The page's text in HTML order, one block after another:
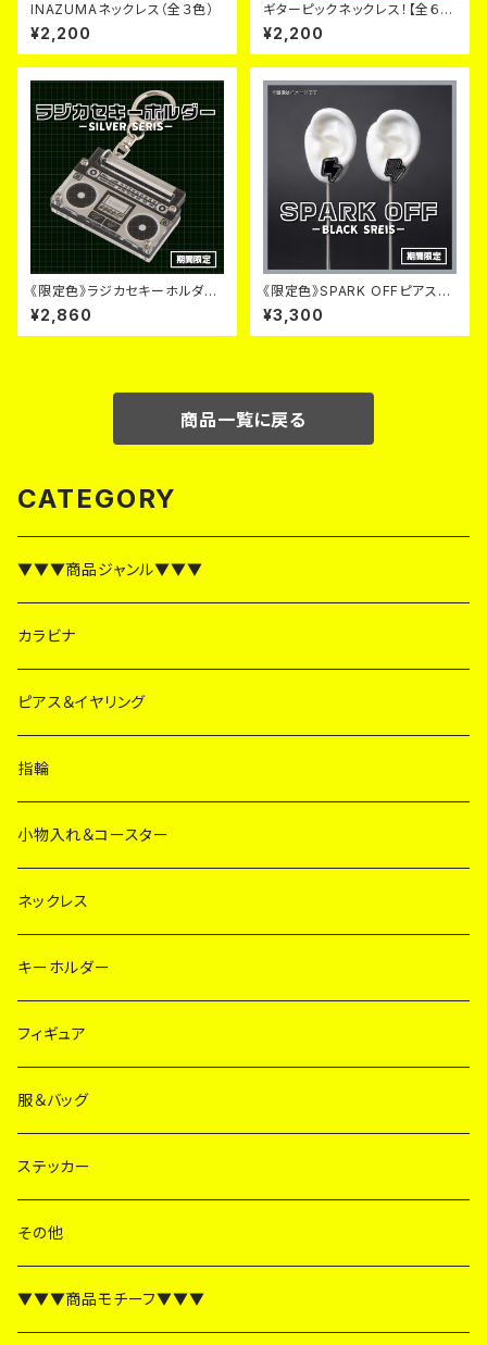
INAZUMAネックレス（全３色）
¥2,200
ギターピックネックレス！【全６
種】
¥2,200
《限定色》ラジカセキーホルダー
《毎月６日~９日のみ販売》
¥2,860
《限定色》SPARK OFFピアス&
イヤリング《毎月６日~９日のみ
販売》
¥3,300
商品一覧に戻る
CATEGORY
▼▼▼商品ジャンル▼▼▼
カラビナ
ピアス＆イヤリング
指輪
小物入れ＆コースター
ネックレス
キーホルダー
フィギュア
服＆バッグ
ステッカー
その他
▼▼▼商品モチーフ▼▼▼